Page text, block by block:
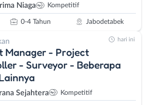
Niaga Kompetitif
0-4 Tahun Jabodetabek
Manager - Project
- Surveyor - Beberapa
Sejahtera Kompetitif
hari ini